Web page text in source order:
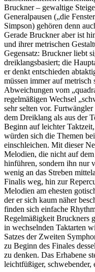
Bruckner – gewaltige
Generalpausen („die
Simpson) gehören denn
Gerade Bruckner aber ist
und ihrer metrischen
Gegensatz: Bruckner liebt
dreiklangsbasiert; die
er denkt entschieden
müssen immer auf
Abweichungen vom
regelmäßigen Wechsel
sehr selten vor.
dem Dreiklang als aus der
Beginn auf leichter
würden sich die Themen
einschleichen. Mit dieser
Melodien, die nicht auf
hinführen, sondern ihn nur
wenig an das Streben
Finalis weg, hin zur
Melodien am ehesten
der er sich kaum näher
finden sich einfache
Regelmäßigkeit Bruckners
in wechselnden Taktarten
Satzes der Zweiten
zu Beginn des Finales
zu denken. Das Erhabene
leichtfüßiger, schwebender,